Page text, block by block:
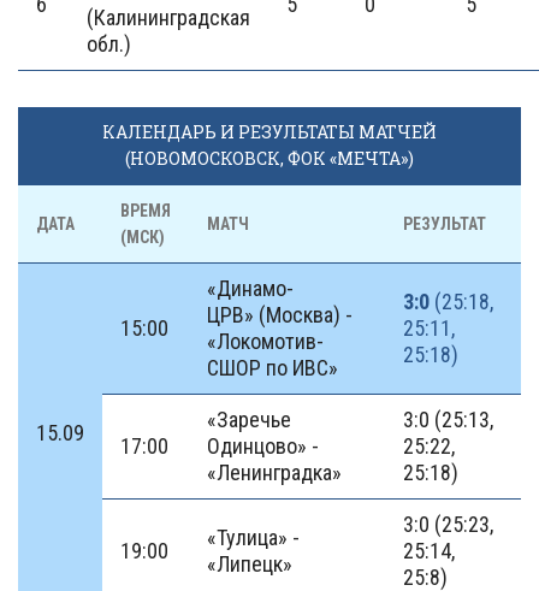
(Калининградская
обл.)
КАЛЕНДАРЬ И РЕЗУЛЬТАТЫ МАТЧЕЙ
(НОВОМОСКОВСК, ФОК «МЕЧТА»)
ДАТА
ВРЕМЯ
(МСК)
МАТЧ РЕЗУЛЬТАТ
15.09
15:00
«Динамо-
ЦРВ» (Москва) -
«Локомотив-
СШОР по ИВС»
3:0 (25:18,
25:11,
25:18)
17:00
«Заречье
Одинцово» -
«Ленинградка»
3:0 (25:13,
25:22,
25:18)
19:00
«Тулица» -
«Липецк»
3:0 (25:23,
25:14,
25:8)